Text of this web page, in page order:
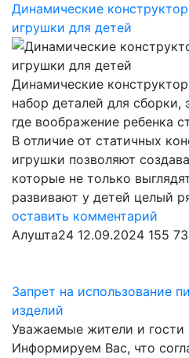
Динамические
игрушки для детей
Динамические
набор деталей для сборки,
где воображение ребенка
В отличие от статичных
игрушки позволяют
которые не только
развивают у детей целый
оставить комментарий
Алушта24 12.09.2024 155
Запрет на использование
изделий
Уважаемые жители и гости
Информируем Вас, что